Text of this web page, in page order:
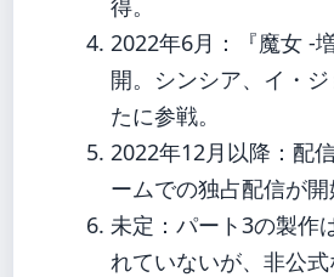
得。
2022年6月 ：『魔女 -
開。シンシア、イ・
たに参戦。
2022年12月以降 ：配
ームでの独占配信が開
未定 ：パート3の製作
れていないが、非公